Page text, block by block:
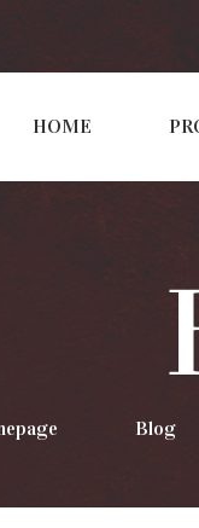
HOME
Blog